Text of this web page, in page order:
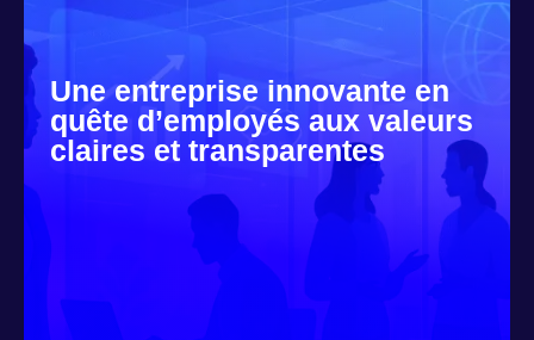
Une entreprise innovante en
quête d’employés aux valeurs
claires et transparentes